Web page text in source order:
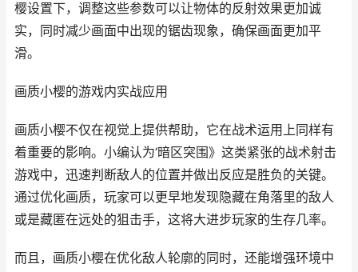
樱设置下，调整这些参数可以让物体的反射效果更加诚
实，同时减少画面中出现的锯齿现象，确保画面更加平
滑。
画质小樱的游戏内实战应用
画质小樱不仅在视觉上提供帮助，它在战术运用上同样有
着重要的影响。小编认为‘暗区突围》这类紧张的战术射击
游戏中，迅速判断敌人的位置并做出反应是胜负的关键。
通过优化画质，玩家可以更早地发现隐藏在角落里的敌人
或是藏匿在远处的狙击手，这将大进步玩家的生存几率。
而且，画质小樱在优化敌人轮廓的同时，还能增强环境中